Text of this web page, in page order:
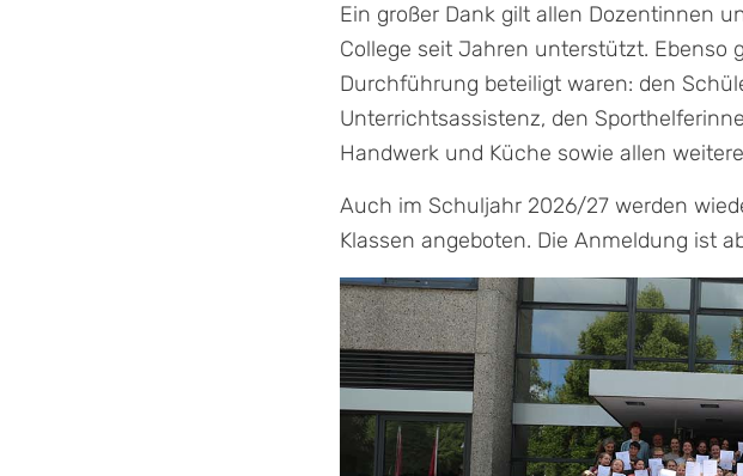
Ein großer Dank gilt allen Dozentinnen
College seit Jahren unterstützt. Ebenso
Durchführung beteiligt waren: den
Unterrichtsassistenz, den
Handwerk und Küche sowie allen
Auch im Schuljahr 2026/27 werden
Klassen angeboten. Die Anmeldung ist